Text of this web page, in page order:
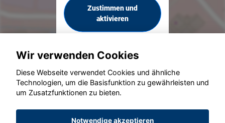
Zustimmen und
aktivieren
© konjunkturmotor.de GmbH 2020 - 2026
Wir verwenden Cookies
Diese Webseite verwendet Cookies und ähnliche
Technologien, um die Basisfunktion zu gewährleisten und
um Zusatzfunktionen zu bieten.
Notwendige akzeptieren